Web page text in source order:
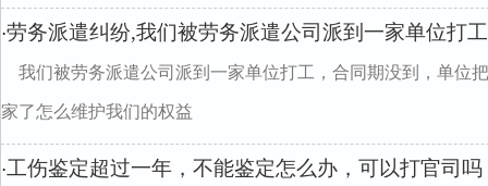
·劳务派遣纠纷,我们被劳务派遣公司派到一家单位打工
我们被劳务派遣公司派到一家单位打工，合同期没到，单位
家了怎么维护我们的权益
·工伤鉴定超过一年，不能鉴定怎么办，可以打官司吗